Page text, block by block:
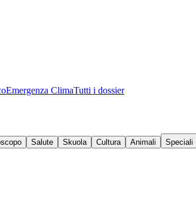
Emergenza ClimaTutti i dossier
Salute Skuola Cultura Animali
Speciali